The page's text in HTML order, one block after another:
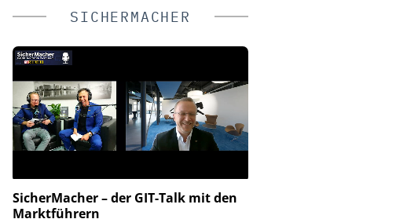
SICHERMACHER
SicherMacher – der GIT-Talk mit den
Marktführern